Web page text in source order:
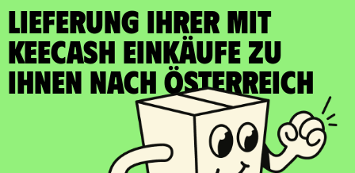
LIEFERUNG IHRER MIT
KEECASH EINKÄUFE zu
Ihnen nach Österreich